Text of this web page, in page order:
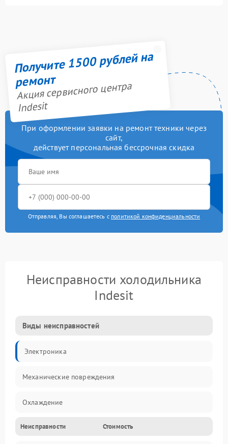
Получите 1500 рублей на
ремонт
Акция сервисного центра
Indesit
При оформлении заявки на ремонт техники через
сайт,
действует персональная бессрочная скидка
Отправляя, Вы соглашаетесь с политикой конфиденциальности
Неисправности холодильника
Indesit
Виды неисправностей
Электроника
Механические повреждения
Охлаждение
Механика
Неисправности Стоимость